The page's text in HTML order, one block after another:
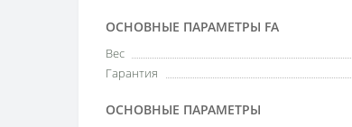
ОСНОВНЫЕ ПАРАМЕТРЫ FA
Вес
Гарантия
ОСНОВНЫЕ ПАРАМЕТРЫ